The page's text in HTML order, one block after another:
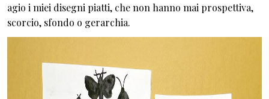
agio i miei disegni piatti, che non hanno mai prospettiva,
scorcio, sfondo o gerarchia.